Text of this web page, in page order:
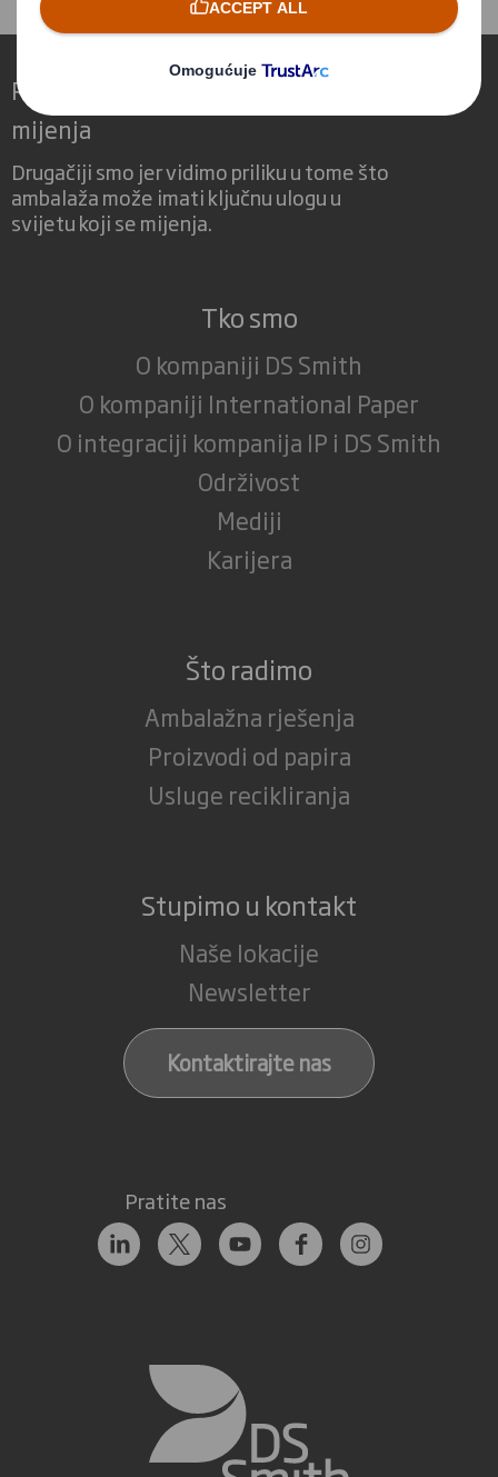
Redefiniranje ambalaže za svijet koji se
mijenja
Drugačiji smo jer vidimo priliku u tome što
ambalaža može imati ključnu ulogu u
svijetu koji se mijenja.
Tko smo
O kompaniji DS Smith
O kompaniji International Paper
O integraciji kompanija IP i DS Smith
Održivost
Mediji
Karijera
Što radimo
Ambalažna rješenja
Proizvodi od papira
Usluge recikliranja
Stupimo u kontakt
Naše lokacije
Newsletter
Kontaktirajte nas
Pratite nas